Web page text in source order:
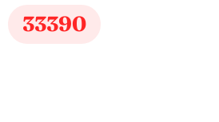
33390